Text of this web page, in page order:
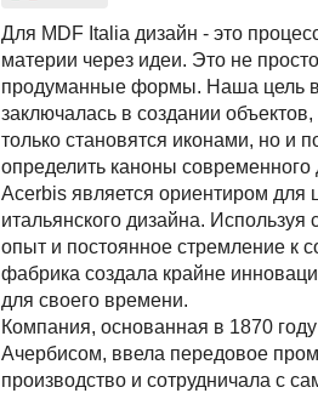
Для MDF Italia дизайн - это
материи через идеи. Это не
продуманные формы. Наша цель
заключалась в создании
только становятся иконами, но и
определить каноны современного
Acerbis является ориентиром для
итальянского дизайна. Используя
опыт и постоянное стремление к
фабрика создала крайне
для своего времени.
Компания, основанная в 1870
Ачербисом, ввела передовое
производство и сотрудничала с